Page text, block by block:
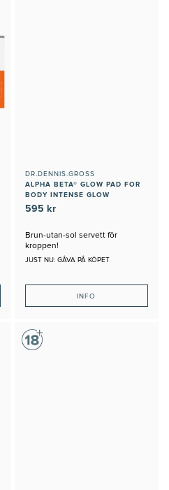
DR.DENNIS.GROSS
ALPHA BETA® GLOW PAD FOR
BODY INTENSE GLOW
595 kr
Brun-utan-sol servett för
kroppen!
JUST NU: GÅVA PÅ KÖPET
INFO